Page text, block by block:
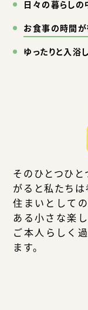
日々の暮らしの
お食事の時間が
ゆったりと入浴
そのひとつひ
がると私たちは
住まいとして
ある小さな楽
ご本人らしく
ます。